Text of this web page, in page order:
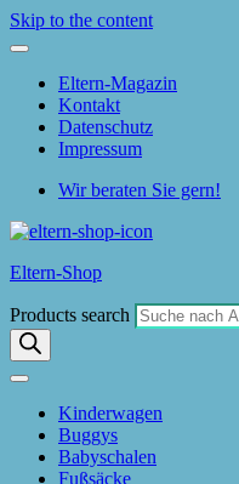
Skip to the content
Eltern-Magazin
Kontakt
Datenschutz
Impressum
Wir beraten Sie gern!
Eltern-Shop
Products search
Kinderwagen
Buggys
Babyschalen
Fußsäcke